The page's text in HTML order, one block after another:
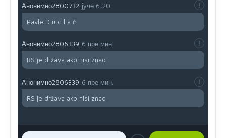
Анонимно2800732 јуче 6:20
Pavle D u d l a č
Анонимно2806339 6 пре мин.
RS je država ako nisi znao
Анонимно2806339 6 пре мин.
RS je država ako nisi znao